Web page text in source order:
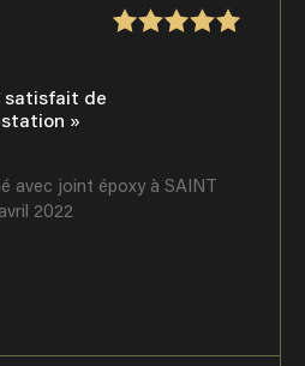
satisfait de
»
avec joint époxy à SAINT
2022